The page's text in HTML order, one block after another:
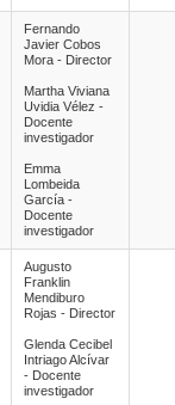
Fernando
Javier Cobos
Mora - Director
Martha Viviana
Uvidia Vélez -
Docente
investigador
Emma
Lombeida
García -
Docente
investigador
Augusto
Franklin
Mendiburo
Rojas - Director
Glenda Cecibel
Intriago Alcívar
- Docente
investigador